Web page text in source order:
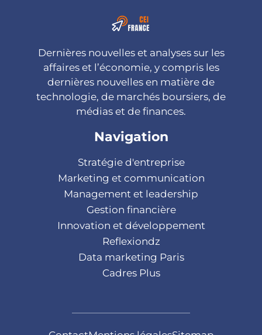
Dernières nouvelles et analyses sur les
affaires et l’économie, y compris les
dernières nouvelles en matière de
technologie, de marchés boursiers, de
médias et de finances.
Navigation
Stratégie d'entreprise
Marketing et communication
Management et leadership
Gestion financière
Innovation et développement
Reflexiondz
Data marketing Paris
Cadres Plus